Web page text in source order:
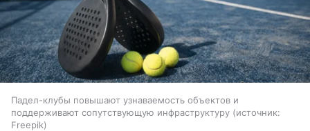
Падел-клубы повышают узнаваемость объектов и
поддерживают сопутствующую инфраструктуру
источник:
Freepik